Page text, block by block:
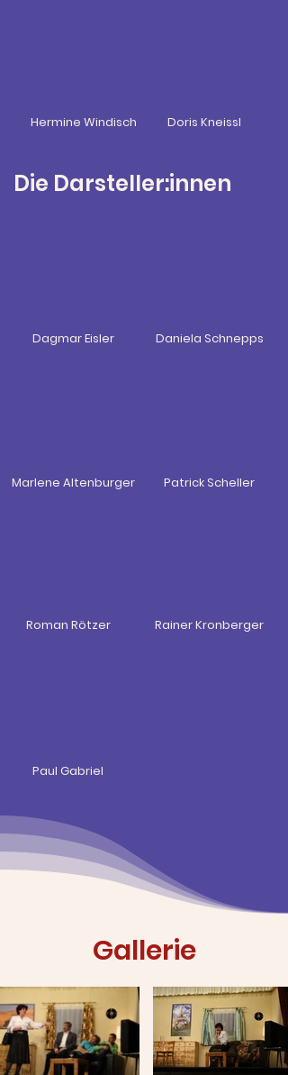
Hermine Windisch Doris Kneissl
Die Darsteller:innen
Patrick Scheller
Marlene Altenburger
Rainer Kronberger
Roman Rötzer
Dagmar Eisler Daniela Schnepps
Paul Gabriel
Gallerie